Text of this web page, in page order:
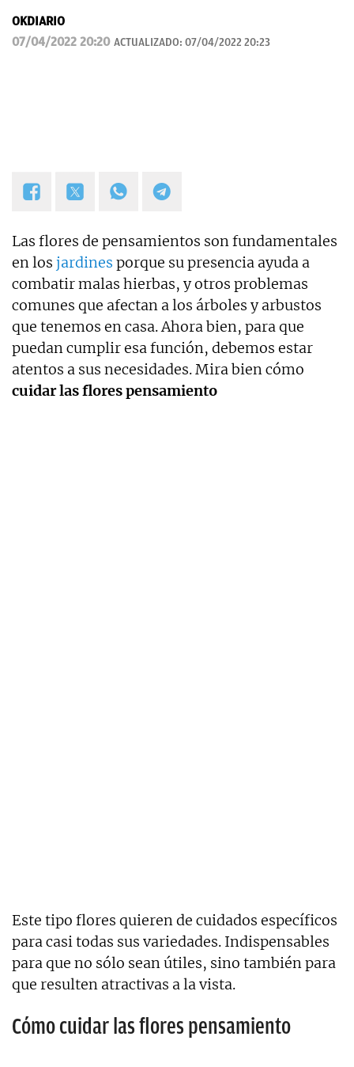
OKDIARIO
07/04/2022 20:20 ACTUALIZADO: 07/04/2022 20:23
Las flores de pensamientos son fundamentales
en los jardines porque su presencia ayuda a
combatir malas hierbas, y otros problemas
comunes que afectan a los árboles y arbustos
que tenemos en casa. Ahora bien, para que
puedan cumplir esa función, debemos estar
atentos a sus necesidades. Mira bien cómo
cuidar las flores pensamiento
Este tipo flores quieren de cuidados específicos
para casi todas sus variedades. Indispensables
para que no sólo sean útiles, sino también para
que resulten atractivas a la vista.
Cómo cuidar las flores pensamiento